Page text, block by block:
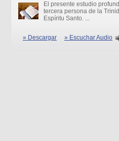
El presente estudio
tercera persona de la
Espíritu Santo. ...
» Descargar » Escuchar Audio